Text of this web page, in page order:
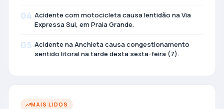
04 Acidente com motocicleta causa lentidão na Via
Expressa Sul, em Praia Grande.
05 Acidente na Anchieta causa congestionamento
sentido litoral na tarde desta sexta-feira (7).
MAIS LIDOS